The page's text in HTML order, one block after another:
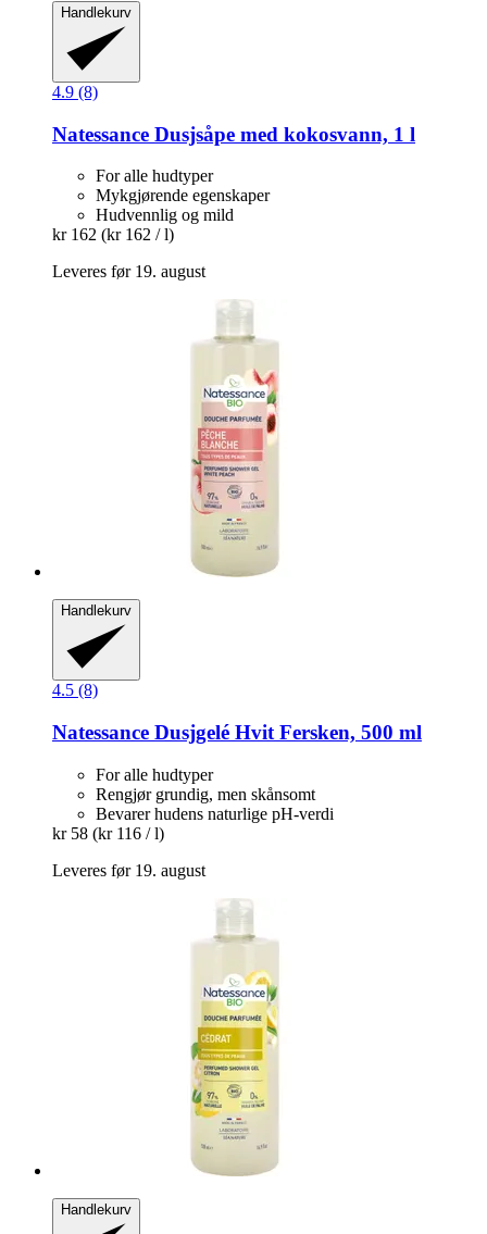
Handlekurv
4.9 (8)
Natessance Dusjsåpe med kokosvann, 1 l
For alle hudtyper
Mykgjørende egenskaper
Hudvennlig og mild
kr 162 (kr 162 / l)
Leveres før 19. august
Handlekurv
4.5 (8)
Natessance Dusjgelé Hvit Fersken, 500 ml
For alle hudtyper
Rengjør grundig, men skånsomt
Bevarer hudens naturlige pH-verdi
kr 58 (kr 116 / l)
Leveres før 19. august
Handlekurv